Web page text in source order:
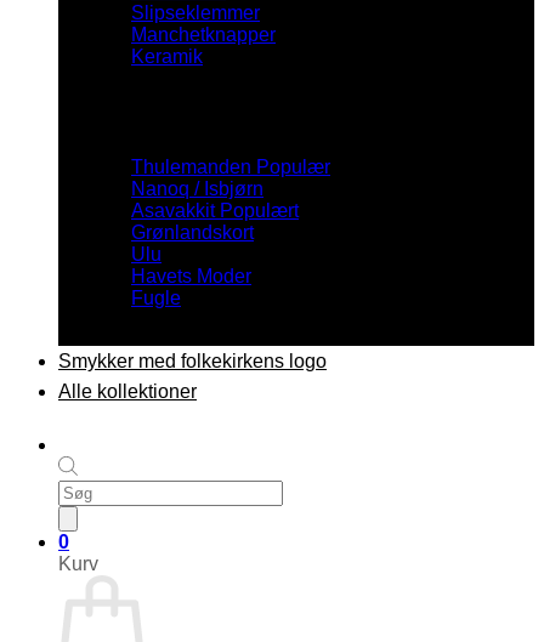
Products
search
0
Kurv
Slipseklemmer
Manchetknapper
Keramik
Thulemanden
Nanoq / Isbjørn
Asavakkit
Grønlandskort
Ulu
Havets Moder
Fugle
Smykker med folkekirkens logo
Alle kollektioner